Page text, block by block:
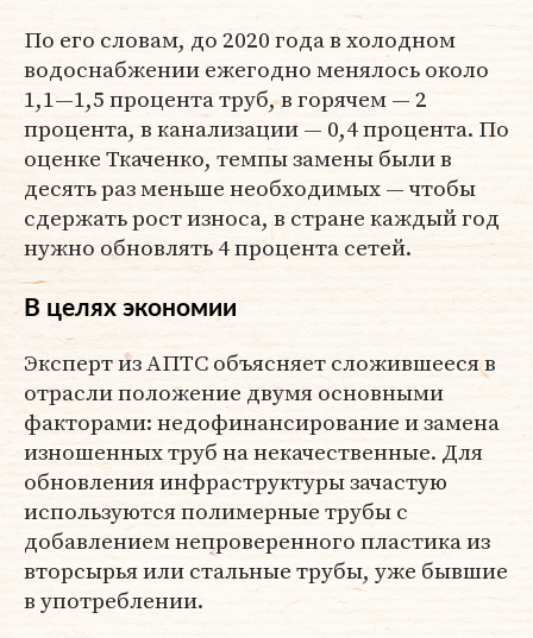
По его словам, до 2020 года в холодном
водоснабжении ежегодно менялось около
1,1—1,5 процента труб, в горячем — 2
процента, в канализации — 0,4 процента. По
оценке Ткаченко, темпы замены были в
десять раз меньше необходимых — чтобы
сдержать рост износа, в стране каждый год
нужно обновлять 4 процента сетей.
В целях экономии
Эксперт из АПТС объясняет сложившееся в
отрасли положение двумя основными
факторами: недофинансирование и замена
изношенных труб на некачественные. Для
обновления инфраструктуры зачастую
используются полимерные трубы с
добавлением непроверенного пластика из
вторсырья или стальные трубы, уже бывшие
в употреблении.